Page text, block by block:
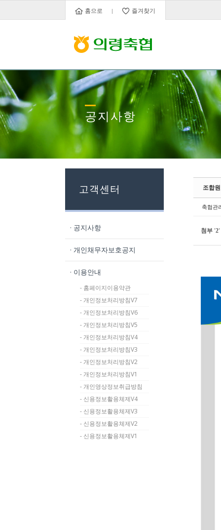
홈으로 즐겨찾기
공지사항
고객센터
· 공지사항
· 개인채무자보호공지
· 이용안내
- 홈페이지이용약관
- 개인정보처리방침V7
- 개인정보처리방침V6
- 개인정보처리방침V5
- 개인정보처리방침V4
- 개인정보처리방침V3
- 개인정보처리방침V2
- 개인정보처리방침V1
- 개인영상정보취급방침
- 신용정보활용체제V4
- 신용정보활용체제V3
- 신용정보활용체제V2
- 신용정보활용체제V1
조합
축협관
첨부 '2'